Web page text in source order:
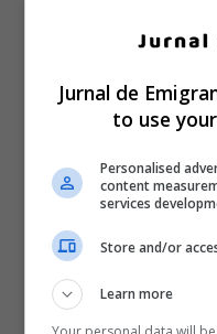
Jurnal de
to use
Personalised
content
services
Store and/or
Learn more